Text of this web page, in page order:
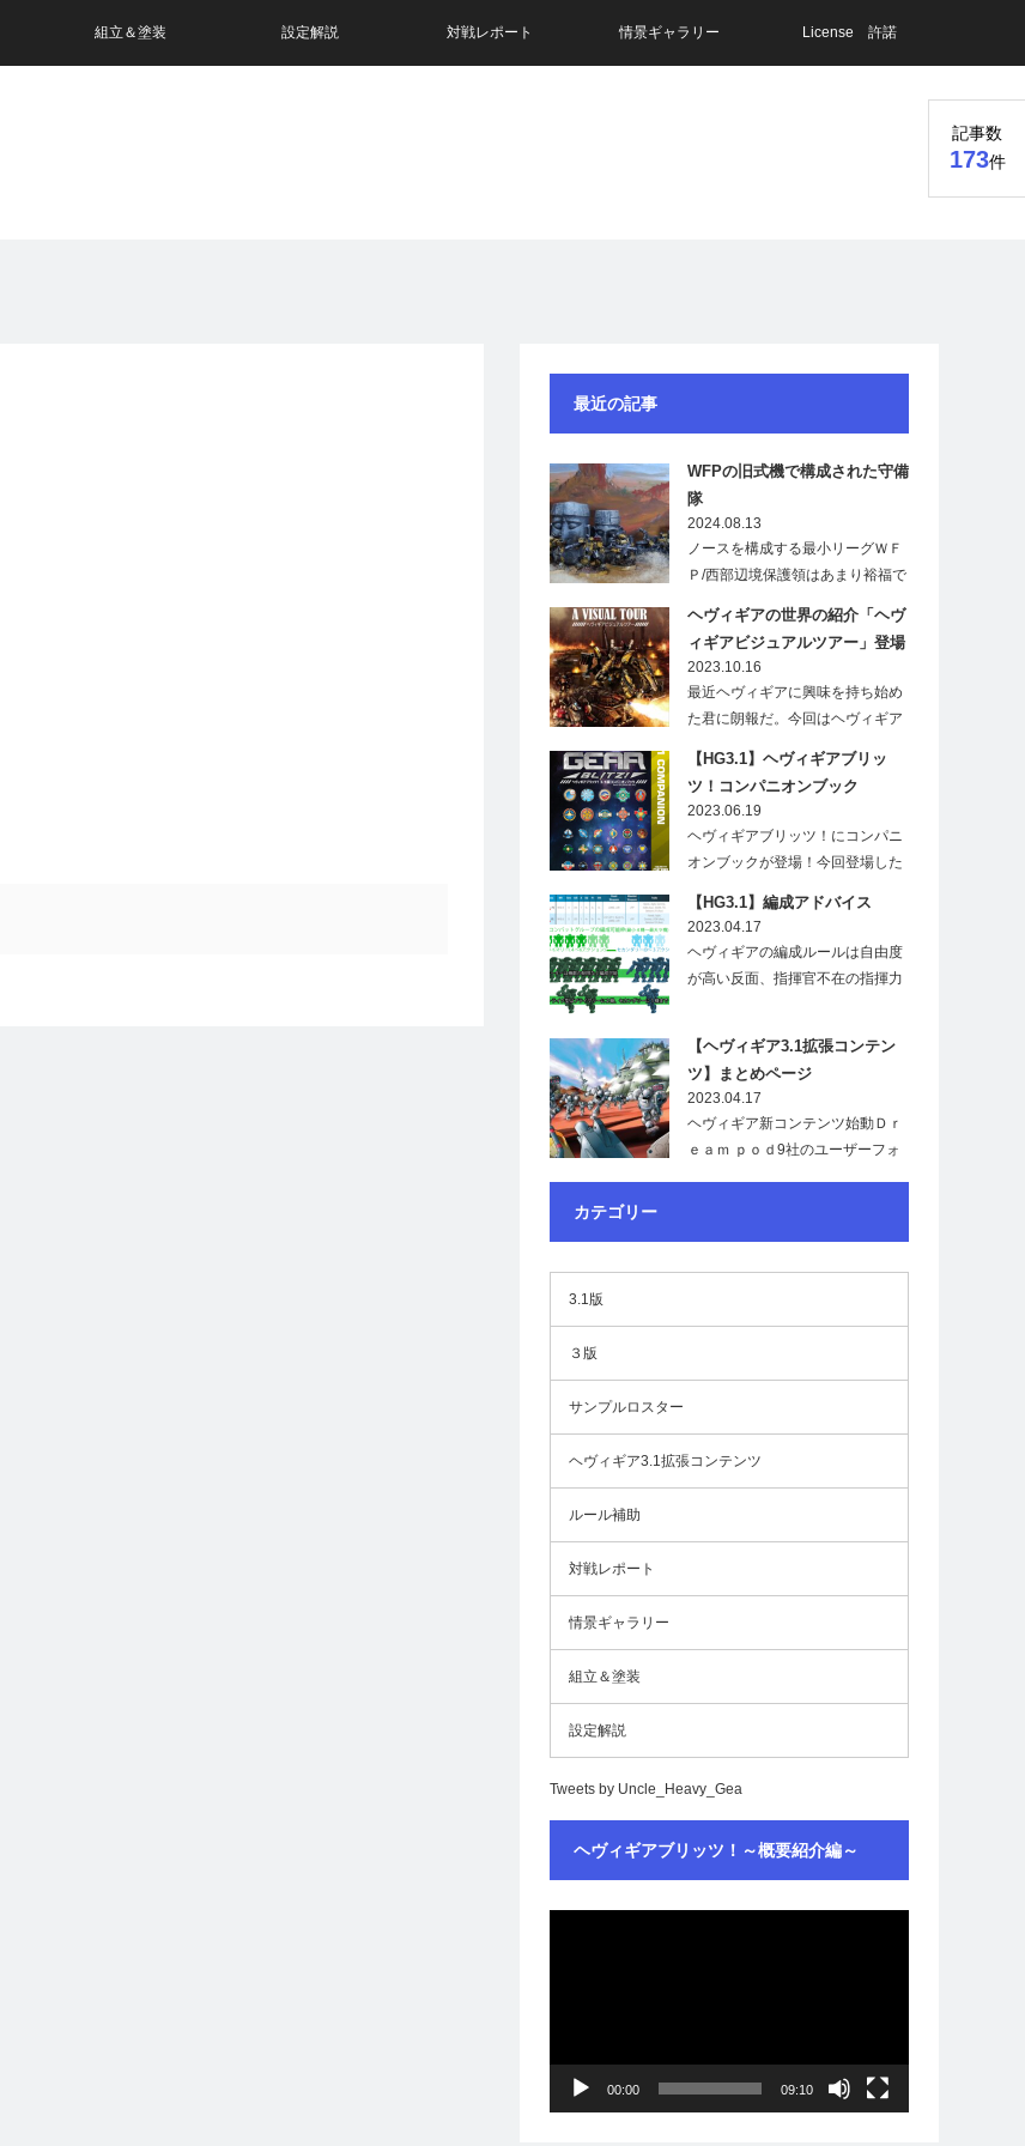
組立＆塗装 設定解説 対戦レポート 情景ギャラリー License 許諾
記事数
173件
最近の記事
WFPの旧式機で構成された守備
隊
2024.08.13
ノースを構成する最小リーグＷＦ
Ｐ/西部辺境保護領はあまり裕福で
ヘヴィギアの世界の紹介「ヘヴ
ィギアビジュアルツアー」登場
2023.10.16
最近ヘヴィギアに興味を持ち始め
た君に朗報だ。今回はヘヴィギア
【HG3.1】ヘヴィギアブリッ
ツ！コンパニオンブック
2023.06.19
ヘヴィギアブリッツ！にコンパニ
オンブックが登場！今回登場した
【HG3.1】編成アドバイス
2023.04.17
ヘヴィギアの編成ルールは自由度
が高い反面、指揮官不在の指揮力
【ヘヴィギア3.1拡張コンテン
ツ】まとめページ
2023.04.17
ヘヴィギア新コンテンツ始動Ｄｒ
ｅａｍ ｐｏｄ9社のユーザーフォ
カテゴリー
3.1版
３版
サンプルロスター
ヘヴィギア3.1拡張コンテンツ
ルール補助
対戦レポート
情景ギャラリー
組立＆塗装
設定解説
Tweets by Uncle_Heavy_Gea
ヘヴィギアブリッツ！～概要紹介編～
00:00 09:10